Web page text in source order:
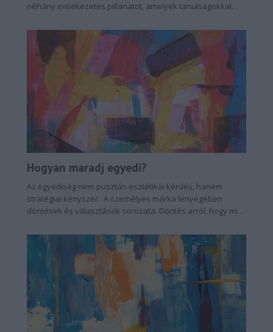
néhány emlékezetes pillanatot, amelyek tanulságokkal
Hogyan maradj egyedi?
Az egyediség nem pusztán esztétikai kérdés, hanem
stratégiai kényszer. A személyes márka lényegében
döntések és választások sorozata. Döntés arról, hogy mit